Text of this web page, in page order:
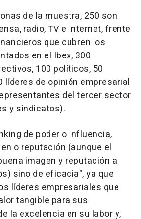
de la muestra, 250 son
radio, TV e Internet, frente
que cubren los
en el Ibex, 300
100 políticos, 50
líderes de opinión empresarial
del tercer sector
y sindicatos).
de poder o influencia,
o reputación (aunque el
imagen y reputación a
sino de eficacia", ya que
líderes empresariales que
tangible para sus
la excelencia en su labor y,